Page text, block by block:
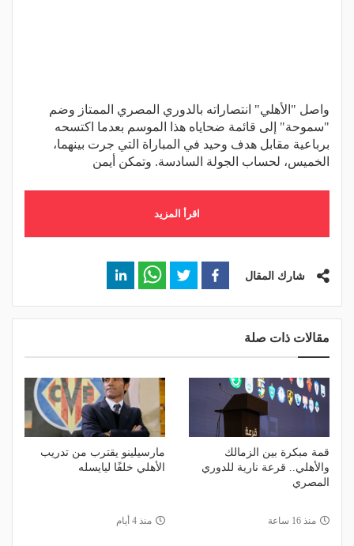
واصل "الأهلي" انتصاراته بالدوري المصري الممتاز وضم
"سموحة" إلى قائمة ضحاياه هذا الموسم بعدما اكتسحه
برباعية مقابل هدف وحيد في المباراة التي جرت بينهما،
الخميس، لحساب الجولة السادسة. وتمكن أيمن
اقرأ المزيد
شارك المقال
مقالات ذات صلة
قمة مبكرة بين الزمالك
والأهلي.. قرعة نارية للدوري
المصري
منذ 16 ساعة
مارسيلينو يقترب من تدريب
الأهلي خلفًا ليايسله
منذ 4 أيام